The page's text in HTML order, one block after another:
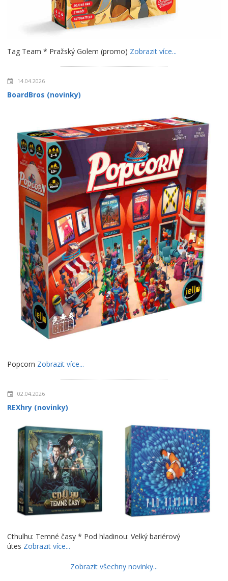
Tag Team * Pražský Golem (promo) Zobrazit více...
14.04.2026
BoardBros (novinky)
Popcorn Zobrazit více...
02.04.2026
REXhry (novinky)
Cthulhu: Temné časy * Pod hladinou: Velký bariérový
útes Zobrazit více...
Zobrazit všechny novinky...